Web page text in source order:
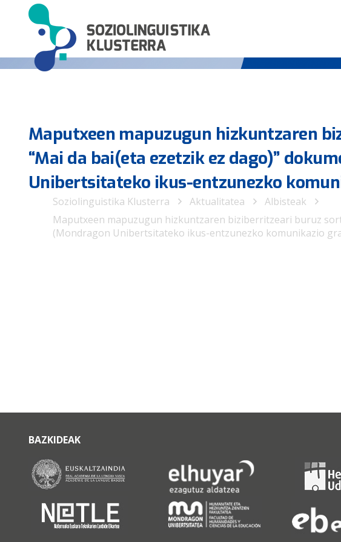
Maputxeen mapuzugun hizkuntzaren
“Mai da bai(eta ezetzik ez dago)”
Unibertsitateko ikus-entzunezko
Soziolinguistika Klusterra Aktualitatea
Albisteak
Maputxeen mapuzugun hizkuntzaren biziberritzeari buruz
(Mondragon Unibertsitateko ikus-entzunezko komunikazio
BAZKIDEAK